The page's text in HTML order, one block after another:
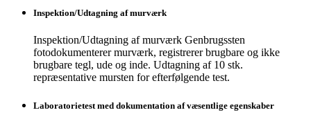
Inspektion/Udtagning af murværk
Inspektion/Udtagning af murværk Genbrugssten
fotodokumenterer murværk, registrerer brugbare og ikke
brugbare tegl, ude og inde. Udtagning af 10 stk.
repræsentative mursten for efterfølgende test.
Laboratorietest med dokumentation af væsentlige egenskaber